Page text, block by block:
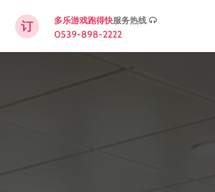
订 多乐游戏跑得快服务热线
0539-898-2222